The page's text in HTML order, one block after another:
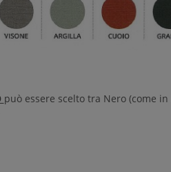
può essere scelto tra Nero (come